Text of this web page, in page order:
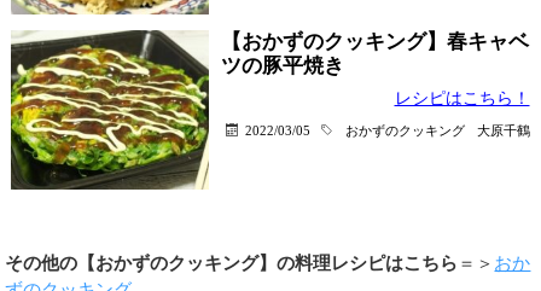
【おかずのクッキング】春キャベ
ツの豚平焼き
レシピはこちら！
2022/03/05 おかずのクッキング 大原千鶴
その他の【おかずのクッキング】の料理レシピはこちら ＝＞ おか